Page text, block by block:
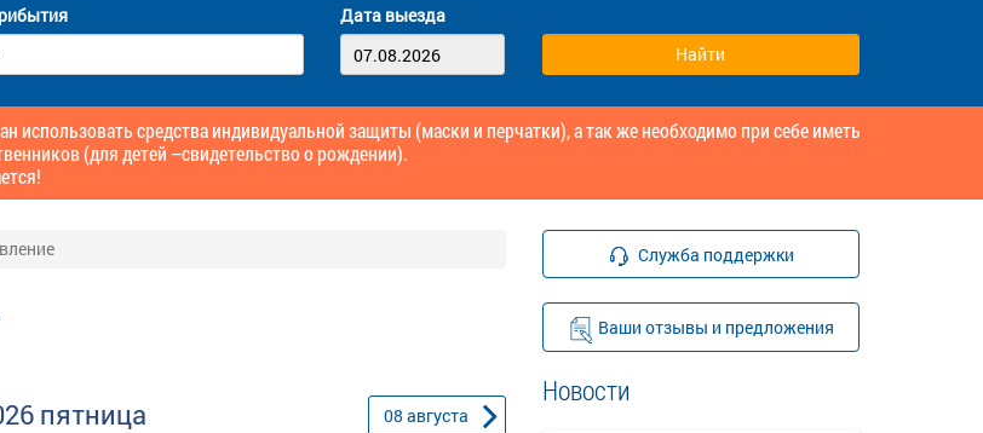
Дата выезда
средства индивидуальной защиты (маски и перчатки), а так же необходимо при себе иметь
(для детей –свидетельство о рождении).
пятница 08 августа
Служба поддержки
Ваши отзывы и предложения
Новости